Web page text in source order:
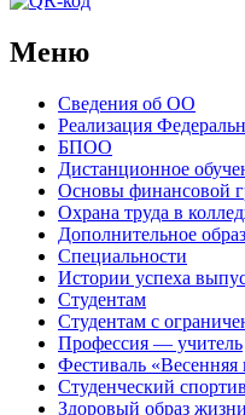
Меню
Сведения об ОО
Реализация
БПОО
Дистанционное
Основы финансовой
Охрана труда в
Дополнительное
Специальности
Истории успеха
Студентам
Студентам с
Профессия — учитель
Фестиваль «Весенняя
Студенческий
Здоровый образ жизни